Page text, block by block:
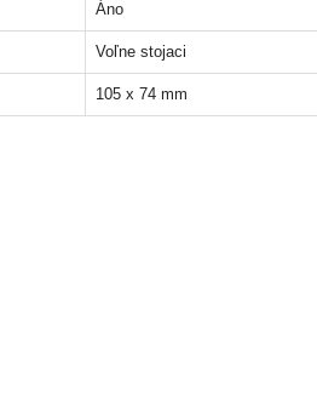
Áno
Voľne stojaci
105 x 74 mm